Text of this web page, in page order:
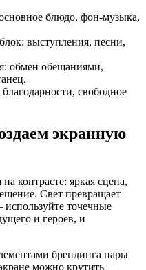
блюдо, фон-музыка,
выступления, песни,
обмен обещаниями,
свободное
экранную
контрасте: яркая сцена,
Свет превращает
точечные
и героев, и
брендинга пары
можно крутить